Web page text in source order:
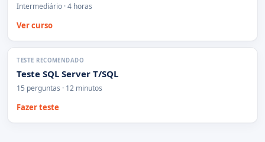
Intermediário · 4 horas
Ver curso
TESTE RECOMENDADO
Teste SQL Server T/SQL
15 perguntas · 12 minutos
Fazer teste